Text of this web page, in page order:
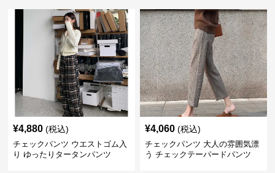
¥4,880 (税込)
チェックパンツ ウエストゴム入
り ゆったりタータンパンツ
¥4,060 (税込)
チェックパンツ 大人の雰囲気漂
う チェックテーパードパンツ